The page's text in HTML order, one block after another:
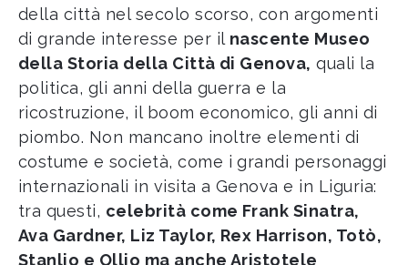
della città nel secolo scorso, con argomenti
di grande interesse per il nascente Museo
della Storia della Città di Genova, quali la
politica, gli anni della guerra e la
ricostruzione, il boom economico, gli anni di
piombo. Non mancano inoltre elementi di
costume e società, come i grandi personaggi
internazionali in visita a Genova e in Liguria:
tra questi, celebrità come Frank Sinatra,
Ava Gardner, Liz Taylor, Rex Harrison, Totò,
Stanlio e Ollio ma anche Aristotele